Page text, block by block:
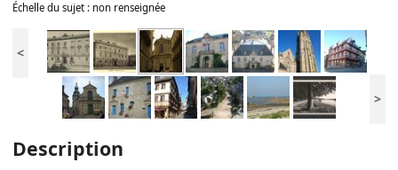
Échelle du sujet : non renseignée
<
>
Description